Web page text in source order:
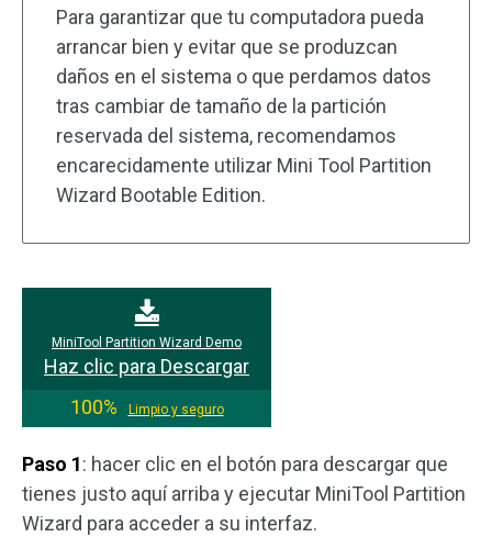
Para garantizar que tu computadora pueda
arrancar bien y evitar que se produzcan
daños en el sistema o que perdamos datos
tras cambiar de tamaño de la partición
reservada del sistema, recomendamos
encarecidamente utilizar Mini Tool Partition
Wizard Bootable Edition.
MiniTool Partition Wizard Demo
Haz clic para Descargar
100%
Limpio y seguro
Paso 1: hacer clic en el botón para descargar que
tienes justo aquí arriba y ejecutar MiniTool Partition
Wizard para acceder a su interfaz.